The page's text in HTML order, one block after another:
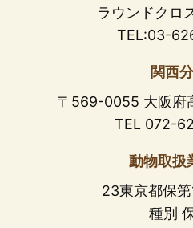
ラウンドクロ
TEL:03-
関西
〒569-0055 大阪府
TEL 072-
動物取扱
23東京都保
種別